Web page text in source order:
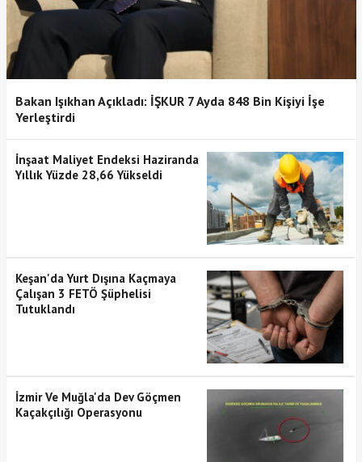
Bakan Işıkhan Açıkladı: İŞKUR 7 Ayda 848 Bin Kişiyi İşe
Yerleştirdi
İnşaat Maliyet Endeksi Haziranda
Yıllık Yüzde 28,66 Yükseldi
Keşan'da Yurt Dışına Kaçmaya
Çalışan 3 FETÖ Şüphelisi
Tutuklandı
İzmir Ve Muğla'da Dev Göçmen
Kaçakçılığı Operasyonu